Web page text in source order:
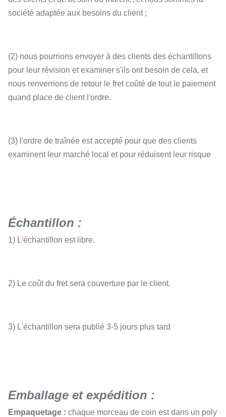
société adaptée aux besoins du client ;
(2) nous pourrions envoyer à des clients des échantillons
pour leur révision et examiner s'ils ont besoin de cela, et
nous renverrions de retour le fret coûté de tout le paiement
quand place de client l'ordre.
(3) l'ordre de traînée est accepté pour que des clients
examinent leur marché local et pour réduisent leur risque
Échantillon :
1) L'échantillon est libre.
2) Le coût du fret sera couverture par le client.
3) L'échantillon sera publié 3-5 jours plus tard
Emballage et expédition :
Empaquetage : chaque morceau de coin est dans un poly